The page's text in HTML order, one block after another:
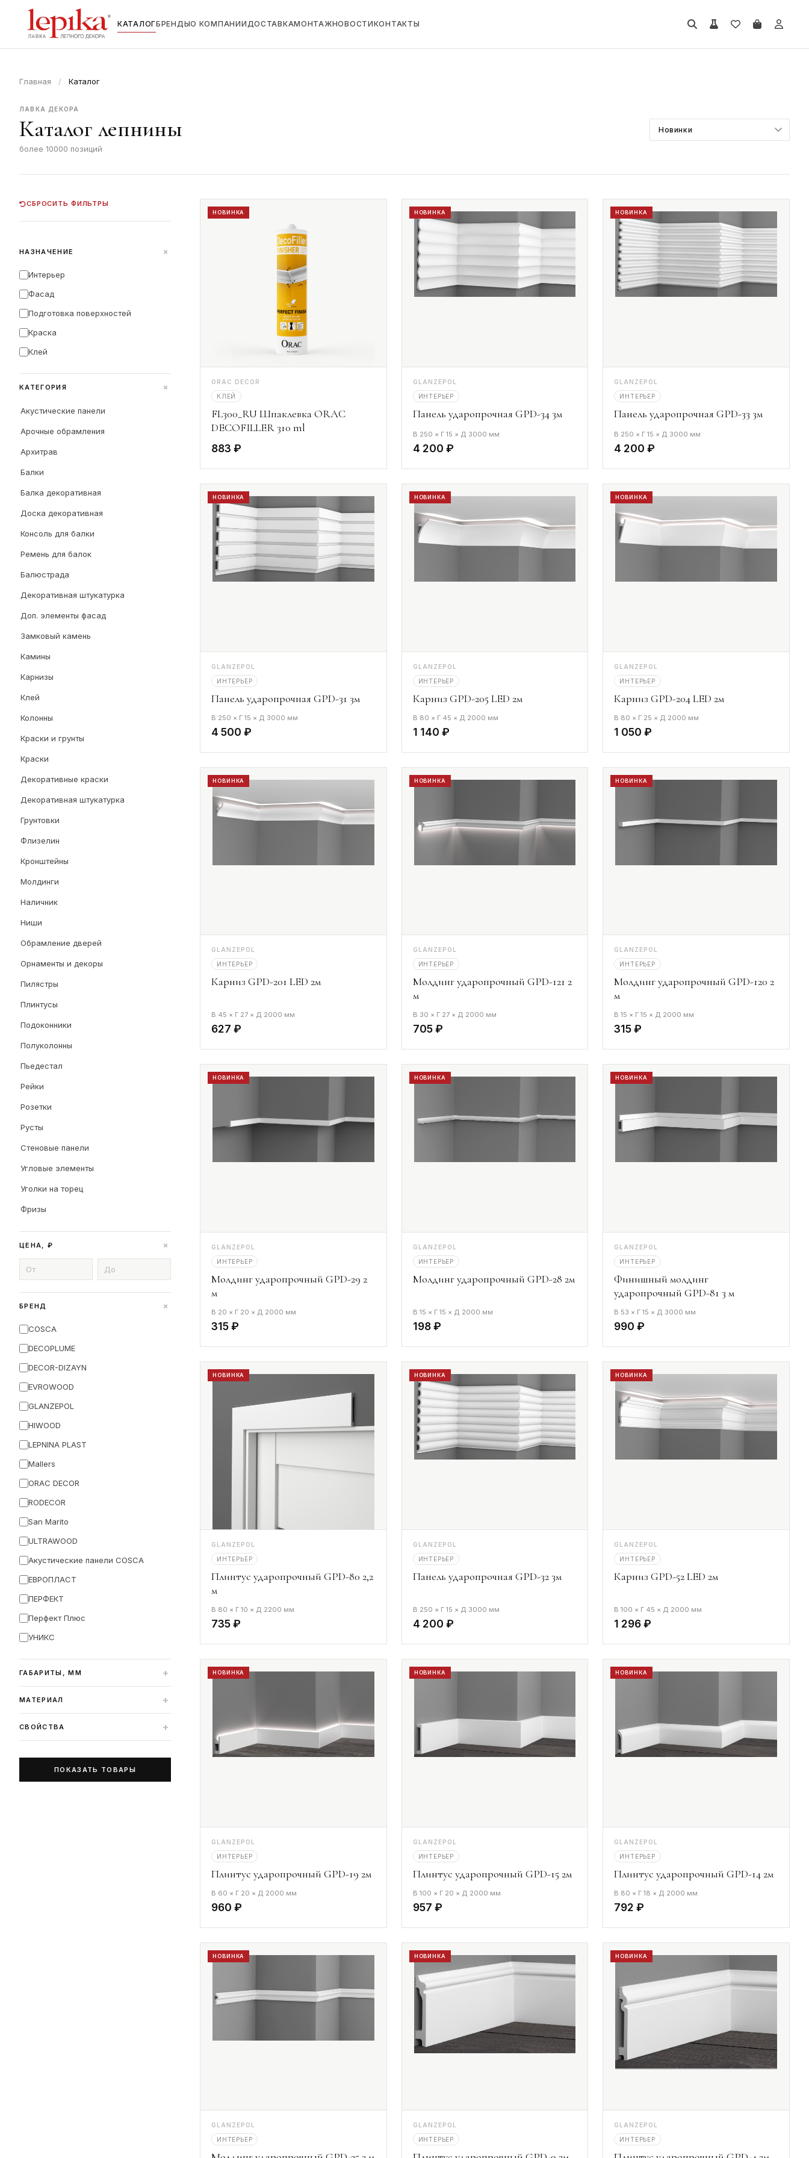
КАТАЛОГБРЕНДЫО КОМПАНИИДОСТАВКАМОНТАЖНОВОСТИКОНТАКТЫ
Главная / Каталог
ЛАВКА ДЕКОРА
Каталог лепнины
более 10000 позиций
СБРОСИТЬ ФИЛЬТРЫ
НАЗНАЧЕНИЕ +
Интерьер
Фасад
Подготовка поверхностей
Краска
Клей
КАТЕГОРИЯ +
Акустические панели
Арочные обрамления
Архитрав
Балки
Балка декоративная
Доска декоративная
Консоль для балки
Ремень для балок
Балюстрада
Декоративная штукатурка
Доп. элементы фасад
Замковый камень
Камины
Карнизы
Клей
Колонны
Краски и грунты
Краски
Декоративные краски
Декоративная штукатурка
Грунтовки
Флизелин
Кронштейны
Молдинги
Наличник
Ниши
Обрамление дверей
Орнаменты и декоры
Пилястры
Плинтусы
Подоконники
Полуколонны
Пьедестал
Рейки
Розетки
Русты
Стеновые панели
Угловые элементы
Уголки на торец
Фризы
ЦЕНА, ₽ +
БРЕНД +
COSCA
DECOPLUME
DECOR-DIZAYN
EVROWOOD
GLANZEPOL
HIWOOD
LEPNINA PLAST
Mallers
ORAC DECOR
RODECOR
San Marito
ULTRAWOOD
Акустические панели COSCA
ЕВРОПЛАСТ
ПЕРФЕКТ
Перфект Плюс
УНИКС
ГАБАРИТЫ, ММ +
МАТЕРИАЛ +
СВОЙСТВА +
ПОКАЗАТЬ ТОВАРЫ
НОВИНКА
ORAC DECOR
КЛЕЙ
FL300_RU Шпаклевка ORAC
DECOFILLER 310 ml
883 ₽
НОВИНКА
GLANZEPOL
ИНТЕРЬЕР
Панель ударопрочная GPD-34 3м
В 250 × Г 15 × Д 3000 мм
4 200 ₽
НОВИНКА
GLANZEPOL
ИНТЕРЬЕР
Панель ударопрочная GPD-33 3м
В 250 × Г 15 × Д 3000 мм
4 200 ₽
НОВИНКА
GLANZEPOL
ИНТЕРЬЕР
Панель ударопрочная GPD-31 3м
В 250 × Г 15 × Д 3000 мм
4 500 ₽
НОВИНКА
GLANZEPOL
ИНТЕРЬЕР
Карниз GPD-205 LED 2м
В 80 × Г 45 × Д 2000 мм
1 140 ₽
НОВИНКА
GLANZEPOL
ИНТЕРЬЕР
Карниз GPD-204 LED 2м
В 80 × Г 25 × Д 2000 мм
1 050 ₽
НОВИНКА
GLANZEPOL
ИНТЕРЬЕР
Карниз GPD-201 LED 2м
В 45 × Г 27 × Д 2000 мм
627 ₽
НОВИНКА
GLANZEPOL
ИНТЕРЬЕР
Молдинг ударопрочный GPD-121 2
м
В 30 × Г 27 × Д 2000 мм
705 ₽
НОВИНКА
GLANZEPOL
ИНТЕРЬЕР
Молдинг ударопрочный GPD-120 2
м
В 15 × Г 15 × Д 2000 мм
315 ₽
НОВИНКА
GLANZEPOL
ИНТЕРЬЕР
Молдинг ударопрочный GPD-29 2
м
В 20 × Г 20 × Д 2000 мм
315 ₽
НОВИНКА
GLANZEPOL
ИНТЕРЬЕР
Молдинг ударопрочный GPD-28 2м
В 15 × Г 15 × Д 2000 мм
198 ₽
НОВИНКА
GLANZEPOL
ИНТЕРЬЕР
Финишный молдинг
ударопрочный GPD-81 3 м
В 53 × Г 15 × Д 3000 мм
990 ₽
НОВИНКА
GLANZEPOL
ИНТЕРЬЕР
Плинтус ударопрочный GPD-80 2,2
м
В 80 × Г 10 × Д 2200 мм
735 ₽
НОВИНКА
GLANZEPOL
ИНТЕРЬЕР
Панель ударопрочная GPD-32 3м
В 250 × Г 15 × Д 3000 мм
4 200 ₽
НОВИНКА
GLANZEPOL
ИНТЕРЬЕР
Карниз GPD-52 LED 2м
В 100 × Г 45 × Д 2000 мм
1 296 ₽
НОВИНКА
GLANZEPOL
ИНТЕРЬЕР
Плинтус ударопрочный GPD-19 2м
В 60 × Г 20 × Д 2000 мм
960 ₽
НОВИНКА
GLANZEPOL
ИНТЕРЬЕР
Плинтус ударопрочный GPD-15 2м
В 100 × Г 20 × Д 2000 мм
957 ₽
НОВИНКА
GLANZEPOL
ИНТЕРЬЕР
Плинтус ударопрочный GPD-14 2м
В 80 × Г 18 × Д 2000 мм
792 ₽
НОВИНКА
GLANZEPOL
ИНТЕРЬЕР
НОВИНКА
GLANZEPOL
ИНТЕРЬЕР
НОВИНКА
GLANZEPOL
ИНТЕРЬЕР